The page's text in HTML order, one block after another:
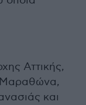
Αττικής,
Μαραθώνα,
και